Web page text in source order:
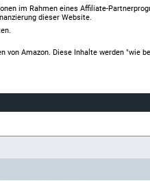
im Rahmen eines Affiliate-
dieser Website.
Amazon. Diese Inhalte werden "wie